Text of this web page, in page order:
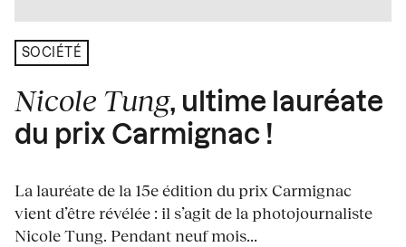
SOCIÉTÉ
Nicole Tung, ultime lauréate
du prix Carmignac !
La lauréate de la 15e édition du prix Carmignac
vient d’être révélée : il s’agit de la photojournaliste
Nicole Tung. Pendant neuf mois...